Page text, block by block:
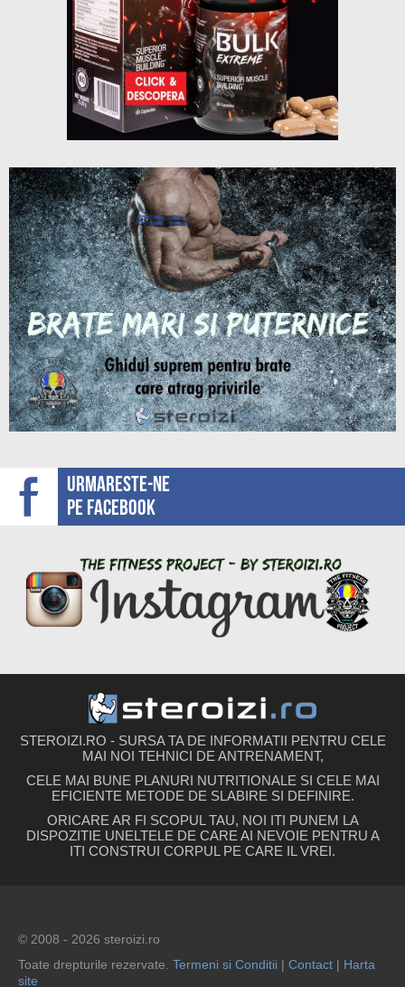
Urmareste-ne
pe facebook
STEROIZI.RO - SURSA TA DE INFORMATII PENTRU CELE
MAI NOI TEHNICI DE ANTRENAMENT,
CELE MAI BUNE PLANURI NUTRITIONALE SI CELE MAI
EFICIENTE METODE DE SLABIRE SI DEFINIRE.
ORICARE AR FI SCOPUL TAU, NOI ITI PUNEM LA
DISPOZITIE UNELTELE DE CARE AI NEVOIE PENTRU A
ITI CONSTRUI CORPUL PE CARE IL VREI.
© 2008 - 2026 steroizi.ro
Toate drepturile rezervate. Termeni si Conditii | Contact | Harta
site